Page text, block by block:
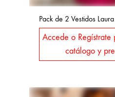
Pack de 2 Vestidos Laura
Accede o Regístrate
catálogo y